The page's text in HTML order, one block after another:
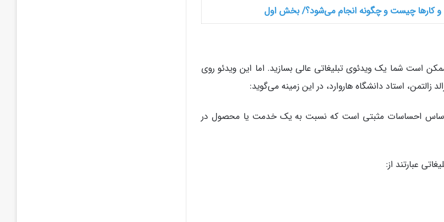
کارها چیست و چگونه انجام می‌شود؟/ بخش اول
است شما یک ویدئوی تبلیغاتی عالی بسازید. اما این ویدئو روی
استاد دانشگاه هاروارد، در این زمینه می‌گوید:
بر اساس احساسات مثبتی است که نسبت به یک خدمت یا محصول در
عبارتند از: